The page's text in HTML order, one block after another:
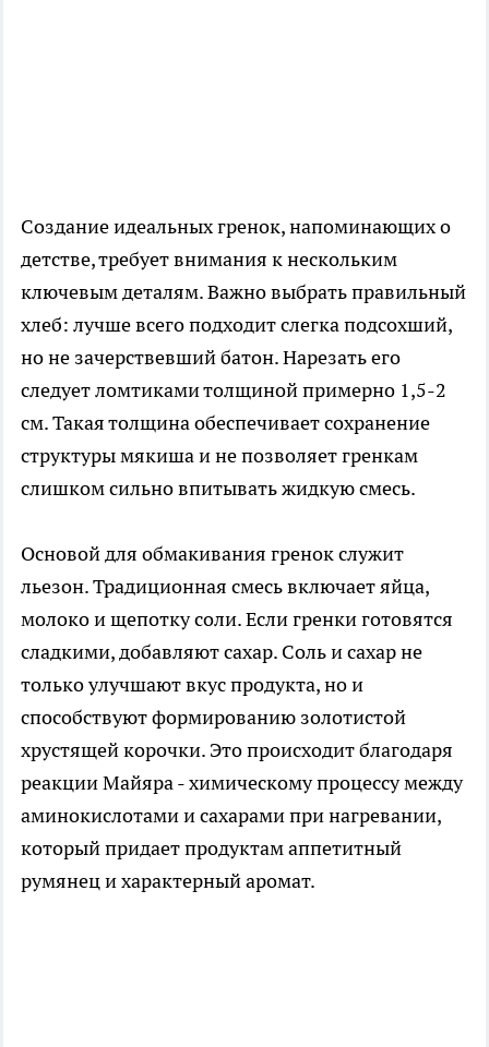
Создание идеальных гренок, напоминающих о
детстве, требует внимания к нескольким
ключевым деталям. Важно выбрать правильный
хлеб: лучше всего подходит слегка подсохший,
но не зачерствевший батон. Нарезать его
следует ломтиками толщиной примерно 1,5-2
см. Такая толщина обеспечивает сохранение
структуры мякиша и не позволяет гренкам
слишком сильно впитывать жидкую смесь.
Основой для обмакивания гренок служит
льезон. Традиционная смесь включает яйца,
молоко и щепотку соли. Если гренки готовятся
сладкими, добавляют сахар. Соль и сахар не
только улучшают вкус продукта, но и
способствуют формированию золотистой
хрустящей корочки. Это происходит благодаря
реакции Майяра - химическому процессу между
аминокислотами и сахарами при нагревании,
который придает продуктам аппетитный
румянец и характерный аромат.